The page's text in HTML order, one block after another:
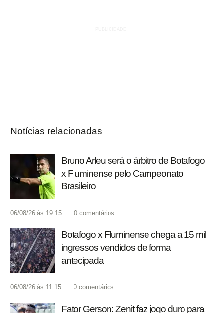
Notícias relacionadas
Bruno Arleu será o árbitro de Botafogo
x Fluminense pelo Campeonato
Brasileiro
06/08/26 às 19:15 0 comentários
Botafogo x Fluminense chega a 15 mil
ingressos vendidos de forma
antecipada
06/08/26 às 11:15 0 comentários
Fator Gerson: Zenit faz jogo duro para